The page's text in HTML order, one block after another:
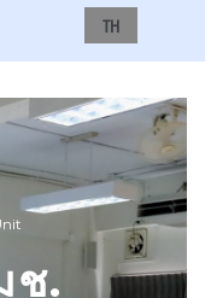
TH
ช.